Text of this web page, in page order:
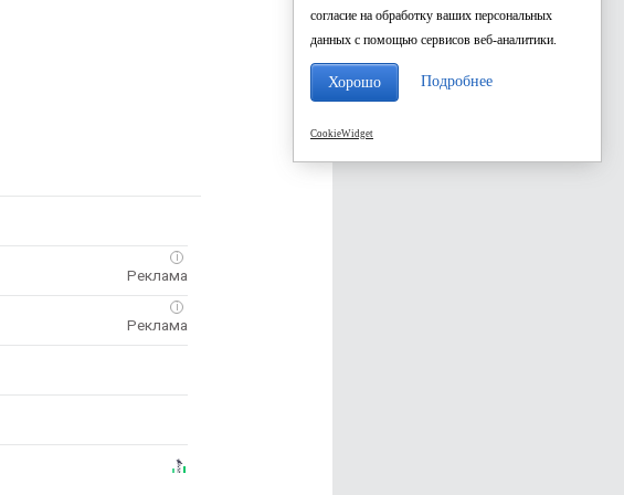
i
i
согласие на обработку ваших персональных
данных с помощью сервисов веб-аналитики.
Хорошо Подробнее
CookieWidget